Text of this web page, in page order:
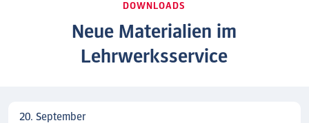
DOWNLOADS
Neue Materialien im
Lehrwerksservice
20. September